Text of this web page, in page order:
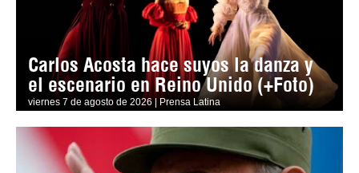
Carlos Acosta hace suyos la danza y
el escenario en Reino Unido (+Foto)
viernes 7 de agosto de 2026 | Prensa Latina